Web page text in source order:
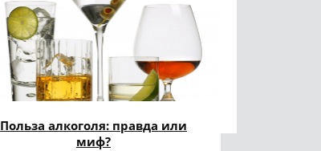
Польза алкоголя: правда или
миф?